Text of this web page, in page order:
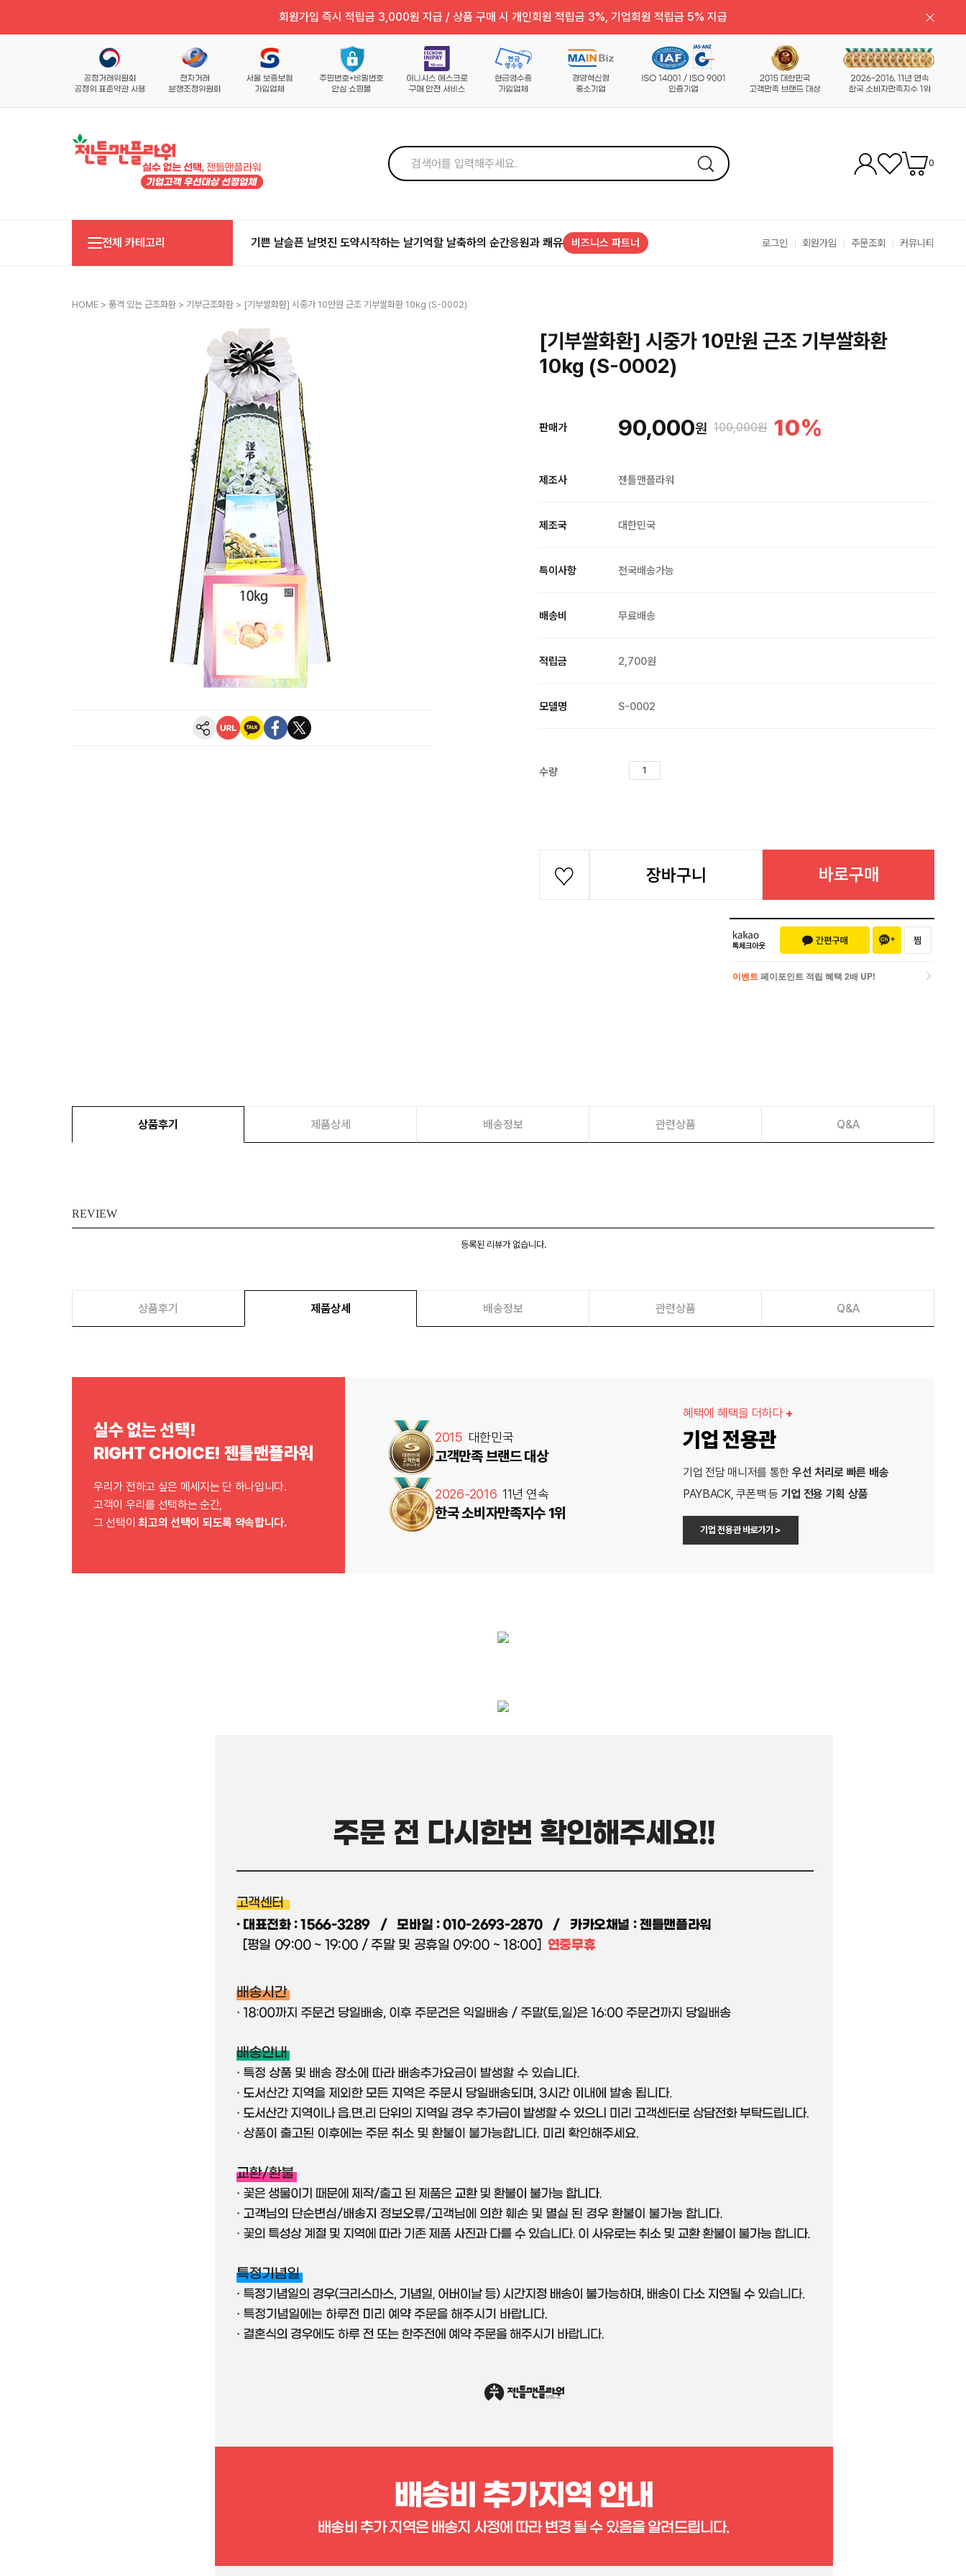
회원가입 즉시 적립금 3,000원 지급 / 상품 구매 시 개인회원 적립금 3%, 기업회원 적립금 5% 지급
0
전체 카테고리 기쁜 날슬픈 날멋진 도약시작하는 날기억할 날축하의 순간응원과 쾌유 비즈니스 파트너 로그인 회원가입 주문조회 커뮤니티
HOME > 품격 있는 근조화환 > 기부근조화환 > [기부쌀화환] 시중가 10만원 근조 기부쌀화환 10kg (S-0002)
[기부쌀화환] 시중가 10만원 근조 기부쌀화환
10kg (S-0002)
판매가 90,000원 100,000원 10%
제조사 젠틀맨플라워
제조국 대한민국
특이사항 전국배송가능
배송비 무료배송
적립금 2,700원
모델명 S-0002
수량
장바구니 바로구매
이벤트 페이포인트 적립 혜택 2배 UP!
상품후기 제품상세 배송정보 관련상품 Q&A
REVIEW
등록된 리뷰가 없습니다.
상품후기 제품상세 배송정보 관련상품 Q&A
실수 없는 선택!
RIGHT CHOICE! 젠틀맨플라워
우리가 전하고 싶은 메세지는 단 하나입니다.
고객이 우리를 선택하는 순간,
그 선택이최고의 선택이 되도록 약속합니다.
2015 대한민국
고객만족 브랜드 대상
2026-2016 11년 연속
한국 소비자만족지수 1위
혜택에 혜택을 더하다 +
기업 전용관
기업 전담 매니저를 통한 우선 처리로 빠른 배송
PAYBACK, 쿠폰팩 등 기업 전용 기획 상품
기업 전용관 바로가기 >